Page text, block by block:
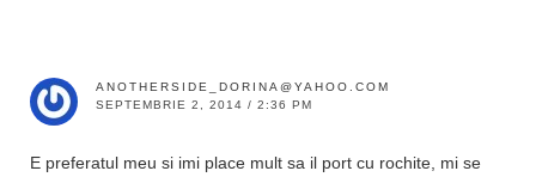
ANOTHERSIDE_DORINA@YAHOO.COM
SEPTEMBRIE 2, 2014 / 2:36 PM
E preferatul meu si imi place mult sa il port cu rochite, mi se